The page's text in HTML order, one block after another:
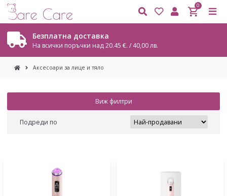
0
Безплатна доставка
На всички поръчки над 20.45 €. / 40,00 лв.
Аксесоари за лице и тяло
Виж филтри
Подреди по